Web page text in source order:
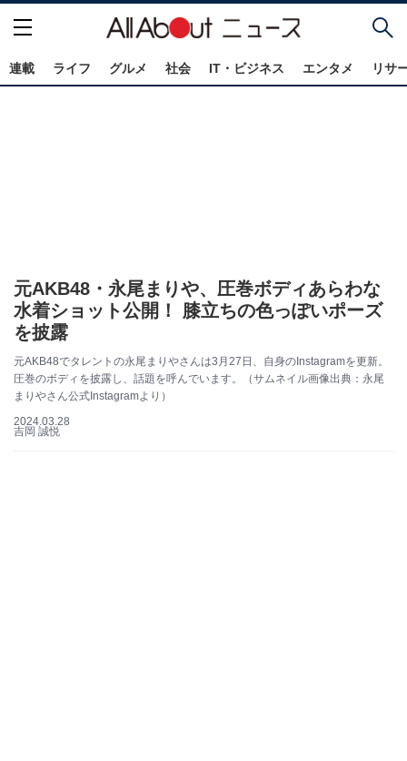
連載 ライフ グルメ 社会 IT・ビジネス エンタメ リサ
元AKB48・永尾まりや、圧巻ボディあらわな
水着ショット公開！ 膝立ちの色っぽいポーズ
を披露
元AKB48でタレントの永尾まりやさんは3月27日、自身のInstagramを更新。
圧巻のボディを披露し、話題を呼んでいます。（サムネイル画像出典：永尾
まりやさん公式Instagramより）
2024.03.28
吉岡 誠悦